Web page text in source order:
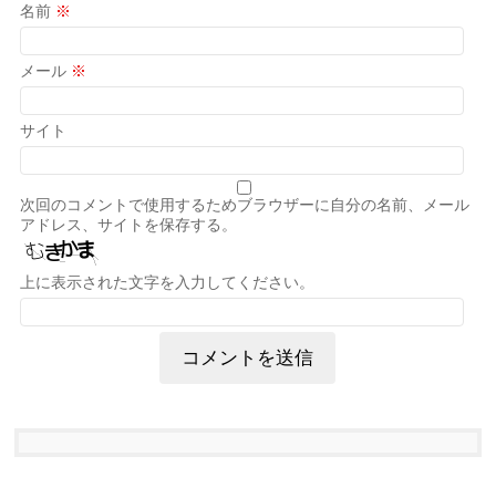
名前 ※
メール ※
サイト
次回のコメントで使用するためブラウザーに自分の名前、メール
アドレス、サイトを保存する。
上に表示された文字を入力してください。